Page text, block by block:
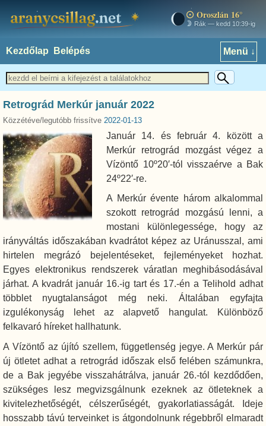
aranycsillag.net Oroszlán 16°
Rák — kedd 10:39-ig
Kezdőlap Belépés Menü ↓
Retrográd Merkúr január 2022
Közzétéve/legutóbb frissítve 2022-01-13
Január 14. és február 4. között a
Merkúr retrográd mozgást végez a
Vízöntő 10º20′-tól visszaérve a Bak
24º22′-re.
A Merkúr évente három alkalommal
szokott retrográd mozgású lenni, a
mostani különlegessége, hogy az
irányváltás időszakában kvadrátot képez az Uránusszal, ami
hirtelen megrázó bejelentéseket, fejleményeket hozhat.
Egyes elektronikus rendszerek váratlan meghibásodásával
járhat. A kvadrát január 16.-ig tart és 17.-én a Telihold adhat
többlet nyugtalanságot még neki. Általában egyfajta
izgulékonyság lehet az alapvető hangulat. Különböző
felkavaró híreket hallhatunk.
A Vízöntő az újító szellem, függetlenség jegye. A Merkúr pár
új ötletet adhat a retrográd időszak első felében számunkra,
de a Bak jegyébe visszahátrálva, január 26.-tól kezdődően,
szükséges lesz megvizsgálnunk ezeknek az ötleteknek a
kivitelezhetőségét, célszerűségét, gyakorlatiasságát. Ideje
hosszabb távú terveinket is átgondolnunk régebbről elmaradt